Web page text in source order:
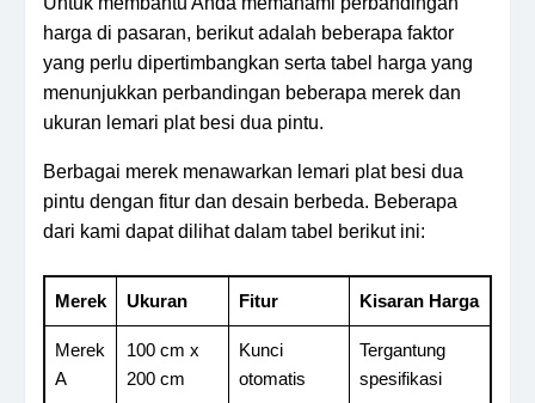
harga di pasaran, berikut adalah beberapa faktor
yang perlu dipertimbangkan serta tabel harga yang
menunjukkan perbandingan beberapa merek dan
ukuran lemari plat besi dua pintu.
Berbagai merek menawarkan lemari plat besi dua
pintu dengan fitur dan desain berbeda. Beberapa
dari kami dapat dilihat dalam tabel berikut ini:
Merek Ukuran Fitur Kisaran Harga
Merek
A
100 cm x
200 cm
Kunci
otomatis
Tergantung
spesifikasi